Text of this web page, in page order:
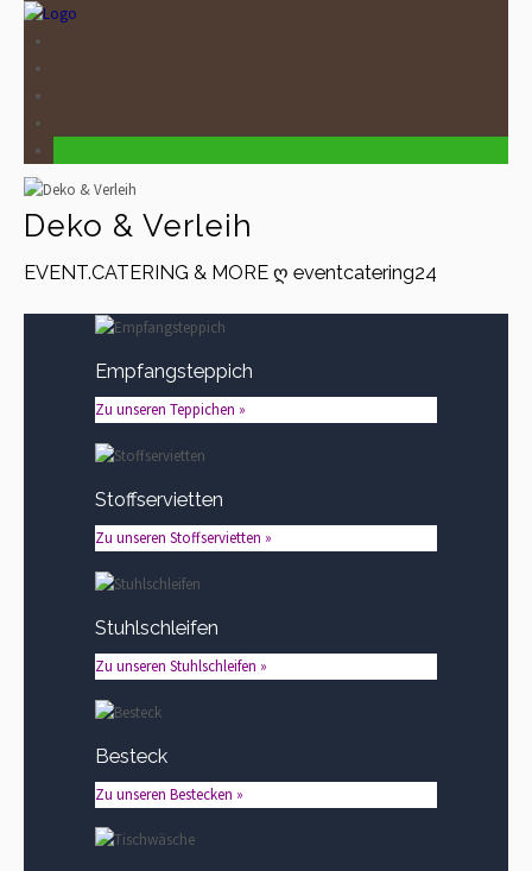
Deko & Verleih
EVENT.CATERING & MORE ღ eventcatering24
Empfangsteppich
Zu unseren Teppichen »
Stoffservietten
Zu unseren Stoffservietten »
Stuhlschleifen
Zu unseren Stuhlschleifen »
Besteck
Zu unseren Bestecken »